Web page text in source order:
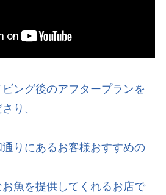
ング後のアフタープランを
り、
りにあるお客様おすすめの
魚を提供してくれるお店で